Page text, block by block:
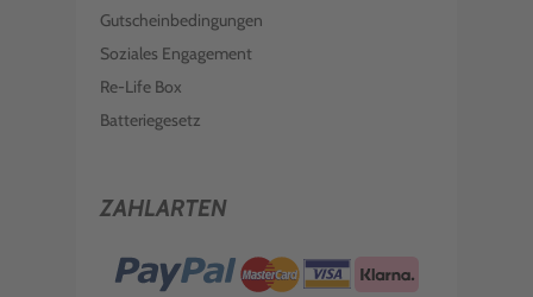
Gutscheinbedingungen
Soziales Engagement
Re-Life Box
Batteriegesetz
ZAHLARTEN